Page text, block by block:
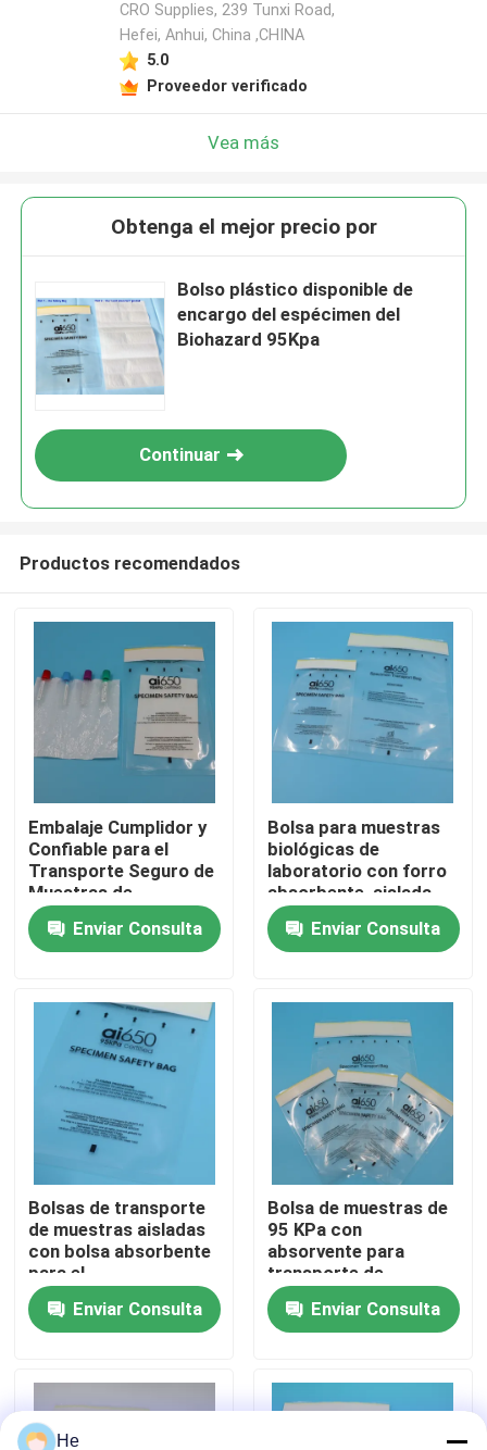
En casa
Productos
Los vídeos
Sobre nosotros
Recorrido por la fábrica
Noticias
Solicitar una cita
bolso del transporte del espécimen 95kPa
CRO Supplies, 239 Tunxi Road,
Hefei, Anhui, China ,CHINA
5.0
Proveedor verificado
Vea más
Obtenga el mejor precio por
Bolso plástico disponible de
encargo del espécimen del
Biohazard 95Kpa
Continuar
Productos recomendados
Embalaje Cumplidor y
Confiable para el
Transporte Seguro de
Muestras de
Laboratorio
Enviar Consulta
Bolsa para muestras
biológicas de
laboratorio con forro
absorbente, aislada,
para muestras de
sangre Transporte
Seguro de Muestras
Enviar Consulta
Bolsas de transporte
de muestras aisladas
con bolsa absorbente
para el
almacenamiento de
muestras de sangre
sensibles a la
transporte de
laboratorio de riesgo
biológico
Enviar Consulta
Bolsa de muestras de
95 KPa con
absorvente para
transporte de
laboratorio
Enviar Consulta
He